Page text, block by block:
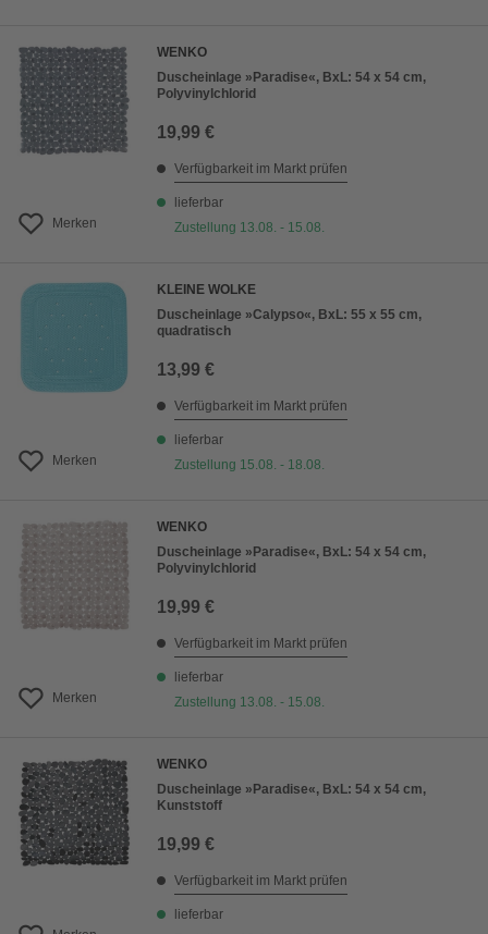
Merken
WENKO
Duscheinlage »Paradise«, BxL: 54 x 54 cm,
Polyvinylchlorid
19,99 €
Verfügbarkeit im Markt prüfen
lieferbar
Zustellung 13.08. - 15.08.
Merken
KLEINE WOLKE
Duscheinlage »Calypso«, BxL: 55 x 55 cm,
quadratisch
13,99 €
Verfügbarkeit im Markt prüfen
lieferbar
Zustellung 15.08. - 18.08.
Merken
WENKO
Duscheinlage »Paradise«, BxL: 54 x 54 cm,
Polyvinylchlorid
19,99 €
Verfügbarkeit im Markt prüfen
lieferbar
Zustellung 13.08. - 15.08.
WENKO
Duscheinlage »Paradise«, BxL: 54 x 54 cm,
Kunststoff
19,99 €
Verfügbarkeit im Markt prüfen
lieferbar